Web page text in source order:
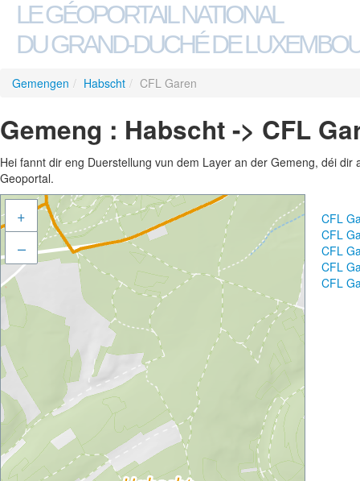
LE GÉOPORTAIL NATIONAL
DU GRAND-DUCHÉ DE
Gemengen / Habscht / CFL Garen
Gemeng : Habscht -> CFL
Hei fannt dir eng Duerstellung vun dem Layer an der Gemeng, déi
Geoportal.
+
–
CFL
CFL
CFL
CFL
CFL